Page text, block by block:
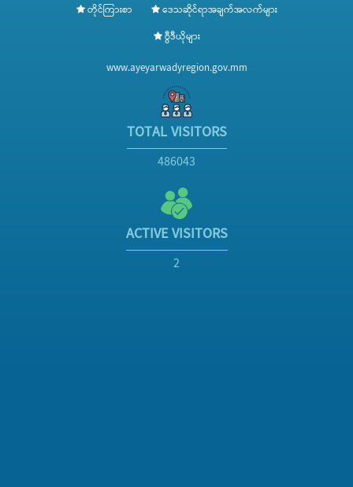
တိုင်ကြားစာ
ဒေသဆိုင်ရာအချက်အလက်များ
ဗွီဒီယိုများ
www.ayeyarwadyregion.gov.mm
TOTAL VISITORS
486043
ACTIVE VISITORS
2